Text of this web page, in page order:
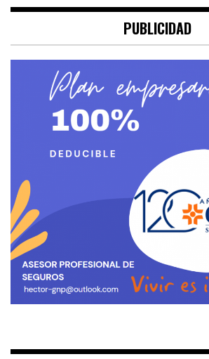
PUBLICIDAD